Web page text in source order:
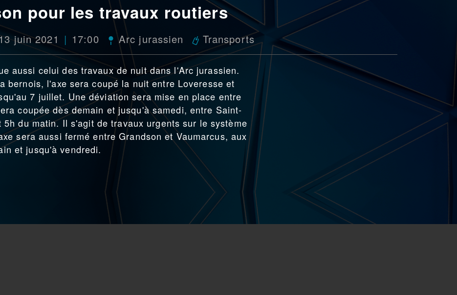
pour les travaux routiers
juin 2021 17:00 Arc jurassien Transports
aussi celui des travaux de nuit dans l'Arc jurassien.
bernois, l'axe sera coupé la nuit entre Loveresse et
7 juillet. Une déviation sera mise en place entre
coupée dès demain et jusqu'à samedi, entre Saint-
du matin. Il s'agit de travaux urgents sur le système
sera aussi fermé entre Grandson et Vaumarcus, aux
et jusqu'à vendredi.